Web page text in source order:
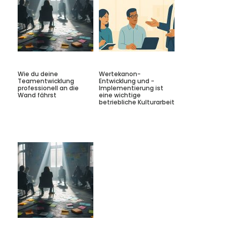
Wie du deine
Teamentwicklung
professionell an die
Wand fährst
Wertekanon-
Entwicklung und -
Implementierung ist
eine wichtige
betriebliche Kulturarbeit